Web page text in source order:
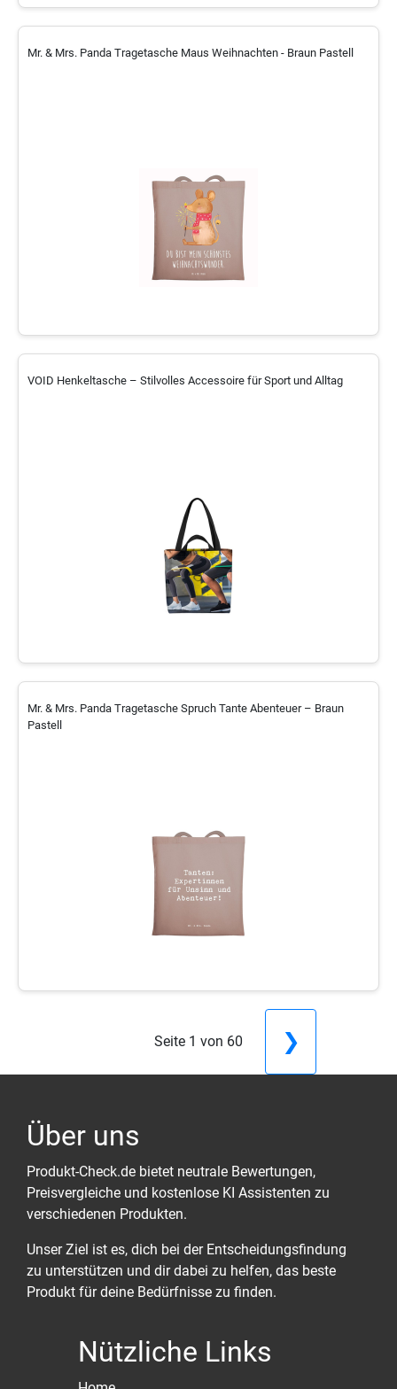
Mr. & Mrs. Panda Tragetasche Maus Weihnachten - Braun Pastell
VOID Henkeltasche – Stilvolles Accessoire für Sport und Alltag
Mr. & Mrs. Panda Tragetasche Spruch Tante Abenteuer – Braun
Pastell
Seite 1 von 60 ❯
Über uns
Produkt-Check.de bietet neutrale Bewertungen,
Preisvergleiche und kostenlose KI Assistenten zu
verschiedenen Produkten.
Unser Ziel ist es, dich bei der Entscheidungsfindung
zu unterstützen und dir dabei zu helfen, das beste
Produkt für deine Bedürfnisse zu finden.
Nützliche Links